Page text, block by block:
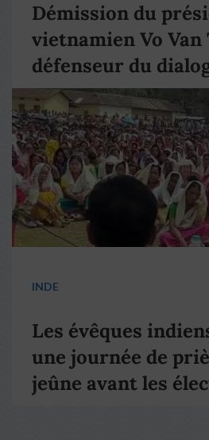
Démission du
vietnamien Vo Van
défenseur du
pape François
INDE
Les évêques
une journée de
jeûne avant les